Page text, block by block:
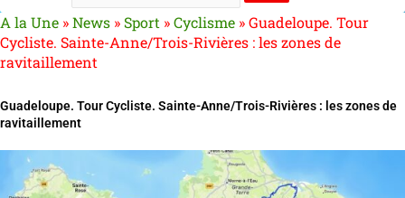
A la Une »News »Sport »Cyclisme »Guadeloupe. Tour
Cycliste. Sainte-Anne/Trois-Rivières : les zones de
ravitaillement
Guadeloupe. Tour Cycliste. Sainte-Anne/Trois-Rivières : les zones de
ravitaillement